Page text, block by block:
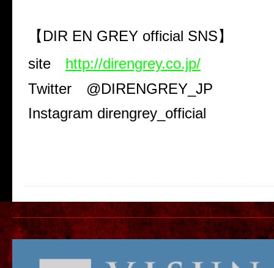
【 DIR EN GREY official SNS】
site
http://direngrey.co.jp/
Twitter
@DIRENGREY_JP
Instagram direngrey_official